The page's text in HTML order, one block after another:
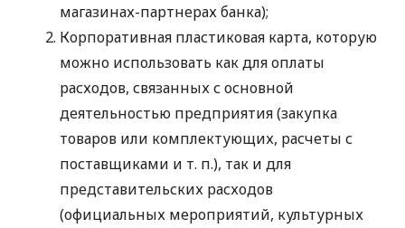
магазинах-партнерах банка);
Корпоративная пластиковая карта, которую
можно использовать как для оплаты
расходов, связанных с основной
деятельностью предприятия (закупка
товаров или комплектующих, расчеты с
поставщиками и т. п.), так и для
представительских расходов
(официальных мероприятий, культурных